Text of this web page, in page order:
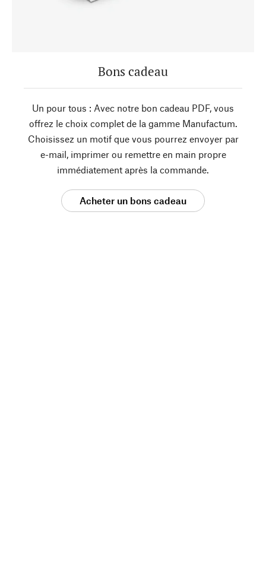
Bons cadeau
Un pour tous : Avec notre bon cadeau PDF, vous
offrez le choix complet de la gamme Manufactum.
Choisissez un motif que vous pourrez envoyer par
e-mail, imprimer ou remettre en main propre
immédiatement après la commande.
Acheter un bons cadeau